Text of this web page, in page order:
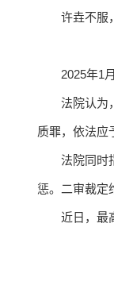
许垚不服
2025年1
法院认为
质罪，依法应
法院同时
惩。二审裁定
近日，最